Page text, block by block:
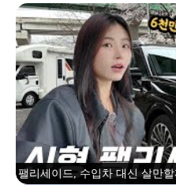
팰리세이드, 수입차 대신 살만